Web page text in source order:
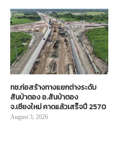
ทช.ก่อสร้างทางแยกต่างระดับ
สันป่าตอง อ.สันป่าตอง
จ.เชียงใหม่ คาดแล้วเสร็จปี 2570
August 3, 2026